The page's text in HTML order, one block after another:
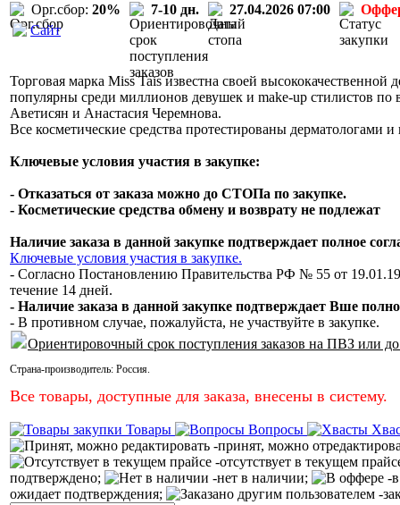
Орг.сбор: 20% 7-10 дн. 27.04.2026 07:00
Сайт
Торговая марка Miss Tais известна своей высококачественной
популярны среди миллионов девушек и make-up стилистов по
Аветисян и Анастасия Черемнова.
Все косметические средства протестированы дерматологами
Ключевые условия участия в закупке:
- Отказаться от заказа можно до СТОПа по закупке.
- Косметические средства обмену и возврату не подлежат
Наличие заказа в данной закупке подтверждает полное
Ключевые условия участия в закупке.
- Согласно Постановлению Правительства РФ № 55 от
течение 14 дней.
- Наличие заказа в данной закупке подтверждает Вше
- В противном случае, пожалуйста, не участвуйте в закупке.
Ориентировочный срок поступления заказов на ПВЗ или
Страна-производитель: Россия.
Все товары, доступные для заказа, внесены в систему.
Товары Вопросы
-принят, можно
-отсутствует в текущем
подтверждено;
-нет в наличии;
-
ожидает подтверждения;
-